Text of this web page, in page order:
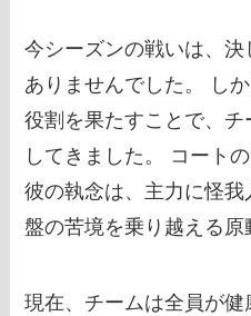
今シーズンの戦いは、
ありませんでした。 し
役割を果たすことで、
してきました。 コート
彼の執念は、主力に怪
盤の苦境を乗り越える原
現在、チームは全員が健